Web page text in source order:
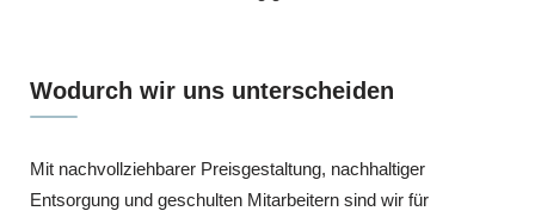
Wodurch wir uns unterscheiden
Mit nachvollziehbarer Preisgestaltung, nachhaltiger
Entsorgung und geschulten Mitarbeitern sind wir für